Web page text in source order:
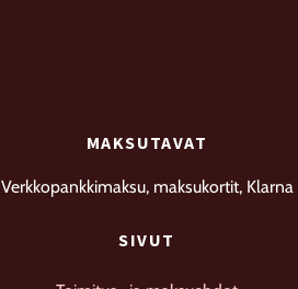
MAKSUTAVAT
Verkkopankkimaksu, maksukortit, Klarna
SIVUT